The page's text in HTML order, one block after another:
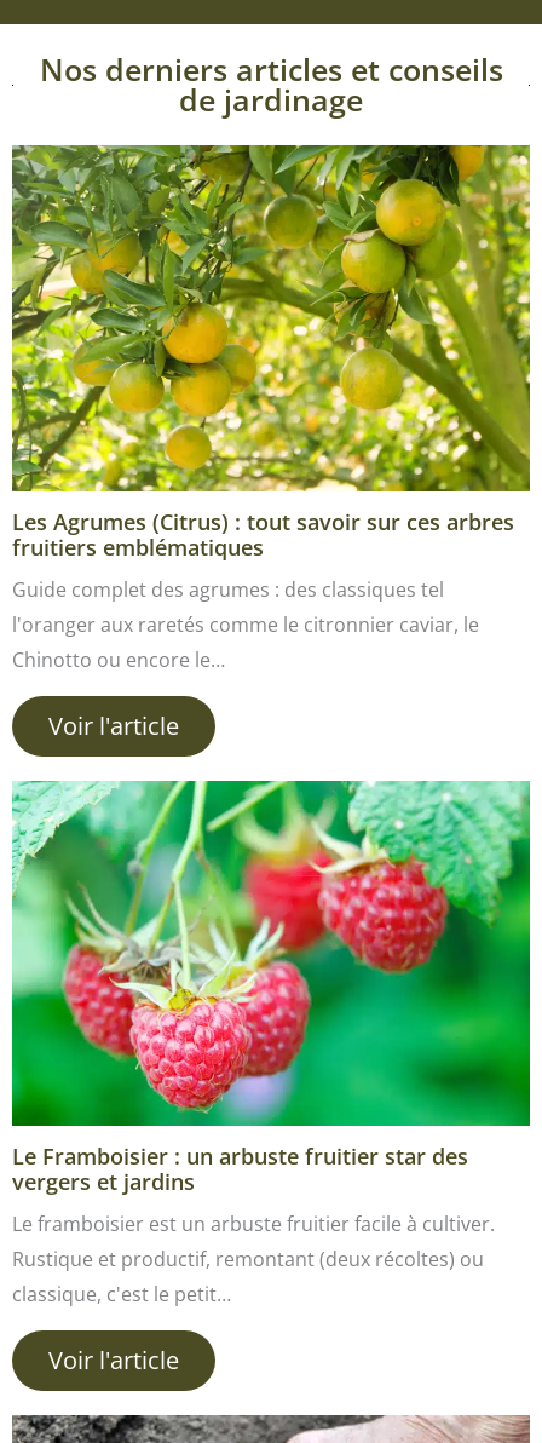
Nos derniers articles et conseils
de jardinage
Les Agrumes (Citrus) : tout savoir sur ces arbres
fruitiers emblématiques
Guide complet des agrumes : des classiques tel
l'oranger aux raretés comme le citronnier caviar, le
Chinotto ou encore le…
Voir l'article
Le Framboisier : un arbuste fruitier star des
vergers et jardins
Le framboisier est un arbuste fruitier facile à cultiver.
Rustique et productif, remontant (deux récoltes) ou
classique, c'est le petit…
Voir l'article